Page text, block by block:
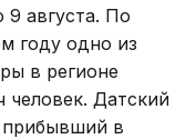
9 августа. По
году одно из
в регионе
человек. Датский
прибывший в